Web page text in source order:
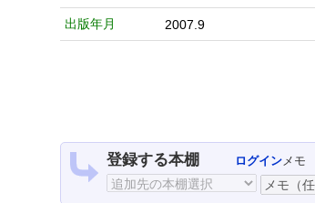
出版年月 2007.9
登録する本棚 ログインメモ